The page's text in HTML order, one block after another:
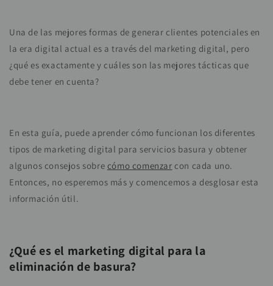
Una de las mejores formas de generar clientes potenciales en
la era digital actual es a través del marketing digital, pero
¿qué es exactamente y cuáles son las mejores tácticas que
debe tener en cuenta?
En esta guía, puede aprender cómo funcionan los diferentes
tipos de marketing digital para servicios basura y obtener
algunos consejos sobre cómo comenzar con cada uno.
Entonces, no esperemos más y comencemos a desglosar esta
información útil.
¿Qué es el marketing digital para la
eliminación de basura?